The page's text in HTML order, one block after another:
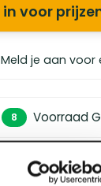
in voor
je aan voor
8 Voorraad